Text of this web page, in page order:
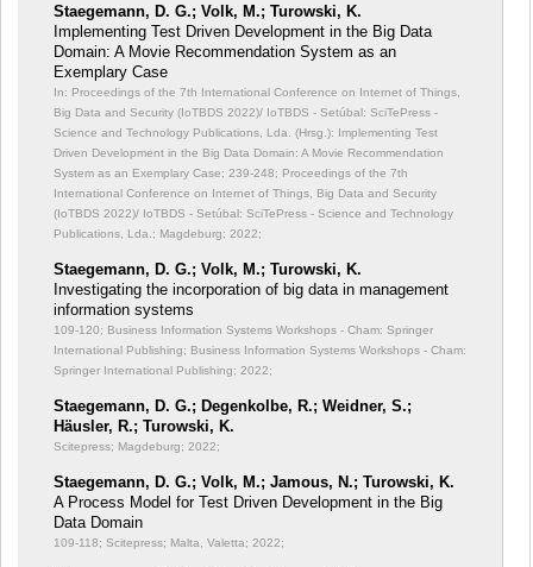
Staegemann, D. G.; Volk, M.; Turowski, K.
Implementing Test Driven Development in the Big Data
Domain: A Movie Recommendation System as an
Exemplary Case
In: Proceedings of the 7th International Conference on Internet of Things,
Big Data and Security (IoTBDS 2022)/ IoTBDS - Setúbal: SciTePress -
Science and Technology Publications, Lda. (Hrsg.): Implementing Test
Driven Development in the Big Data Domain: A Movie Recommendation
System as an Exemplary Case; 239-248; Proceedings of the 7th
International Conference on Internet of Things, Big Data and Security
(IoTBDS 2022)/ IoTBDS - Setúbal: SciTePress - Science and Technology
Publications, Lda.; Magdeburg; 2022;
Staegemann, D. G.; Volk, M.; Turowski, K.
Investigating the incorporation of big data in management
information systems
109-120; Business Information Systems Workshops - Cham: Springer
International Publishing; Business Information Systems Workshops - Cham:
Springer International Publishing; 2022;
Staegemann, D. G.; Degenkolbe, R.; Weidner, S.;
Häusler, R.; Turowski, K.
Scitepress; Magdeburg; 2022;
Staegemann, D. G.; Volk, M.; Jamous, N.; Turowski, K.
A Process Model for Test Driven Development in the Big
Data Domain
109-118; Scitepress; Malta, Valetta; 2022;